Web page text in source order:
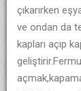
çıkarırken
ve ondan da
kapları açıp